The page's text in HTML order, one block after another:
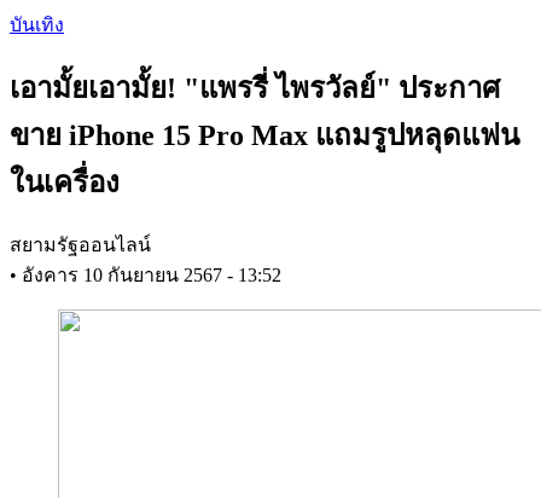
Skip
content
บันเทิง
เอามั้ยเอามั้ย! "แพรรี่ ไพรวัลย์" ประกาศ
ขาย iPhone 15 Pro Max แถมรูปหลุดแฟน
ในเครื่อง
สยามรัฐออนไลน์
• อังคาร 10 กันยายน 2567 - 13:52